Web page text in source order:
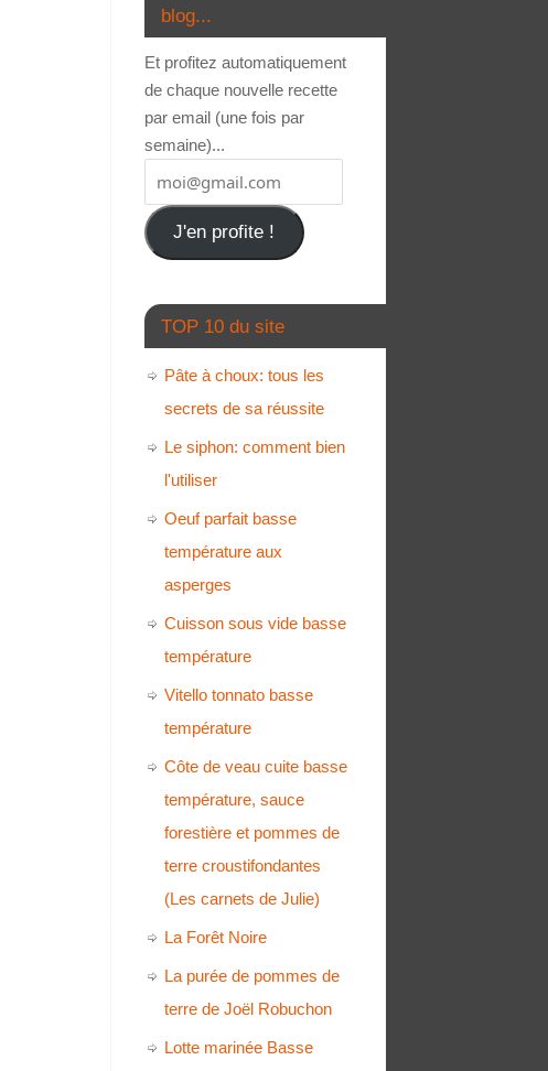
blog...
Et profitez automatiquement
de chaque nouvelle recette
par email (une fois par
semaine)...
J'en profite !
TOP 10 du site
Pâte à choux: tous les
secrets de sa réussite
Le siphon: comment bien
l'utiliser
Oeuf parfait basse
température aux
asperges
Cuisson sous vide basse
température
Vitello tonnato basse
température
Côte de veau cuite basse
température, sauce
forestière et pommes de
terre croustifondantes
(Les carnets de Julie)
La Forêt Noire
La purée de pommes de
terre de Joël Robuchon
Lotte marinée Basse